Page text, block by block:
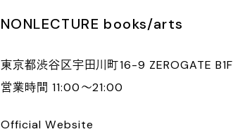
NONLECTURE books/arts
東京都渋谷区宇田川町16-9 ZEROGATE B1F
営業時間 11:00〜21:00
Official Website